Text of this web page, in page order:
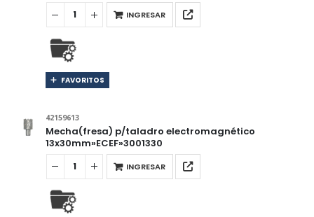
INGRESAR
FAVORITOS
42159613
Mecha(fresa) p/taladro electromagnético
13x30mm»ECEF»3001330
INGRESAR